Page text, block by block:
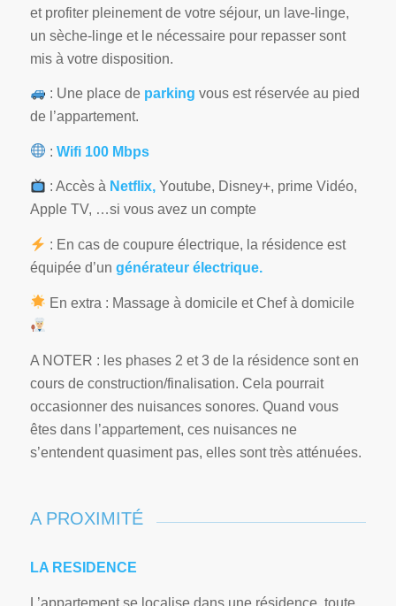
et profiter pleinement de votre séjour, un lave-linge,
un sèche-linge et le nécessaire pour repasser sont
mis à votre disposition.
: Une place de parking vous est réservée au pied
de l’appartement.
: Wifi 100 Mbps
: Accès à Netflix,Youtube, Disney+, prime Vidéo,
Apple TV, …si vous avez un compte
: En cas de coupure électrique, la résidence est
équipée d’un générateur électrique.
En extra : Massage à domicile et Chef à domicile
A NOTER : les phases 2 et 3 de la résidence sont en
cours de construction/finalisation. Cela pourrait
occasionner des nuisances sonores. Quand vous
êtes dans l’appartement, ces nuisances ne
s’entendent quasiment pas, elles sont très atténuées.
A PROXIMITÉ
LA RESIDENCE
L’appartement se localise dans une résidence, toute